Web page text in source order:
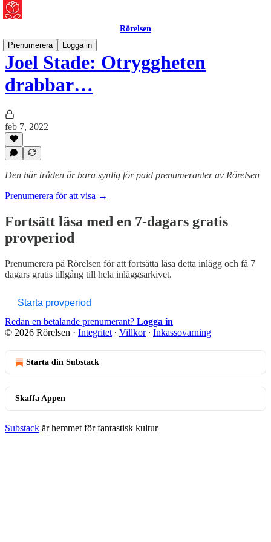
Rörelsen
Prenumerera
Logga in
Joel Stade: Otryggheten
drabbar…
feb 7, 2022
Den här tråden är bara synlig för paid prenumeranter av Rörelsen
Prenumerera för att visa →
Fortsätt läsa med en 7-dagars gratis
provperiod
Prenumerera på Rörelsen för att fortsätta läsa detta inlägg och få 7
dagars gratis tillgång till hela inläggsarkivet.
Starta provperiod
Redan en betalande prenumerant? Logga in
© 2026 Rörelsen · Integritet ∙ Villkor∙ Inkassovarning
Starta din Substack
Skaffa Appen
Substack är hemmet för fantastisk kultur